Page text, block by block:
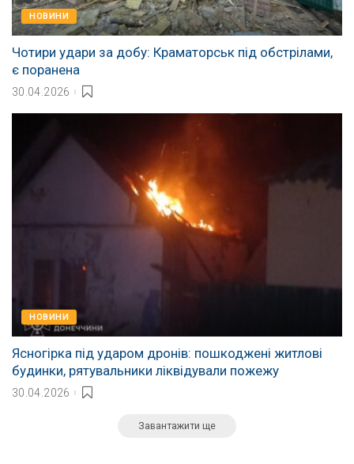
НОВИНИ
Чотири удари за добу: Краматорськ під обстрілами,
є поранена
30.04.2026
НОВИНИ
Ясногірка під ударом дронів: пошкоджені житлові
будинки, рятувальники ліквідували пожежу
30.04.2026
Завантажити ще